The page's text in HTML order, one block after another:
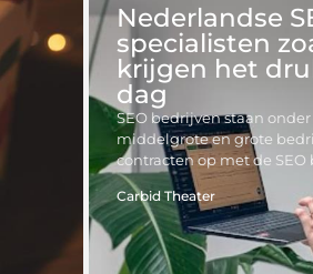
Nederlandse
specialisten
krijgen het
dag
SEO bedrijven staan
middelgrote en grote
contracten op met de
Carbid Theater